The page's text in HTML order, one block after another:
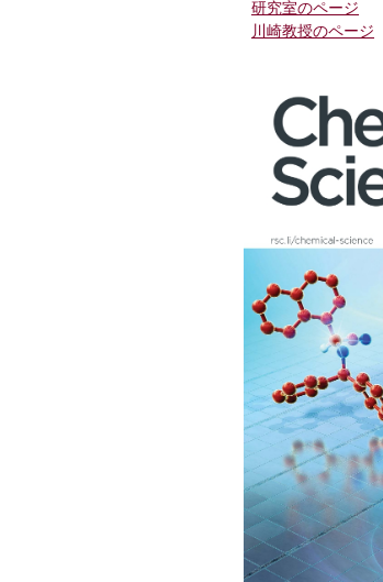
研究室のページ
川崎教授のページ